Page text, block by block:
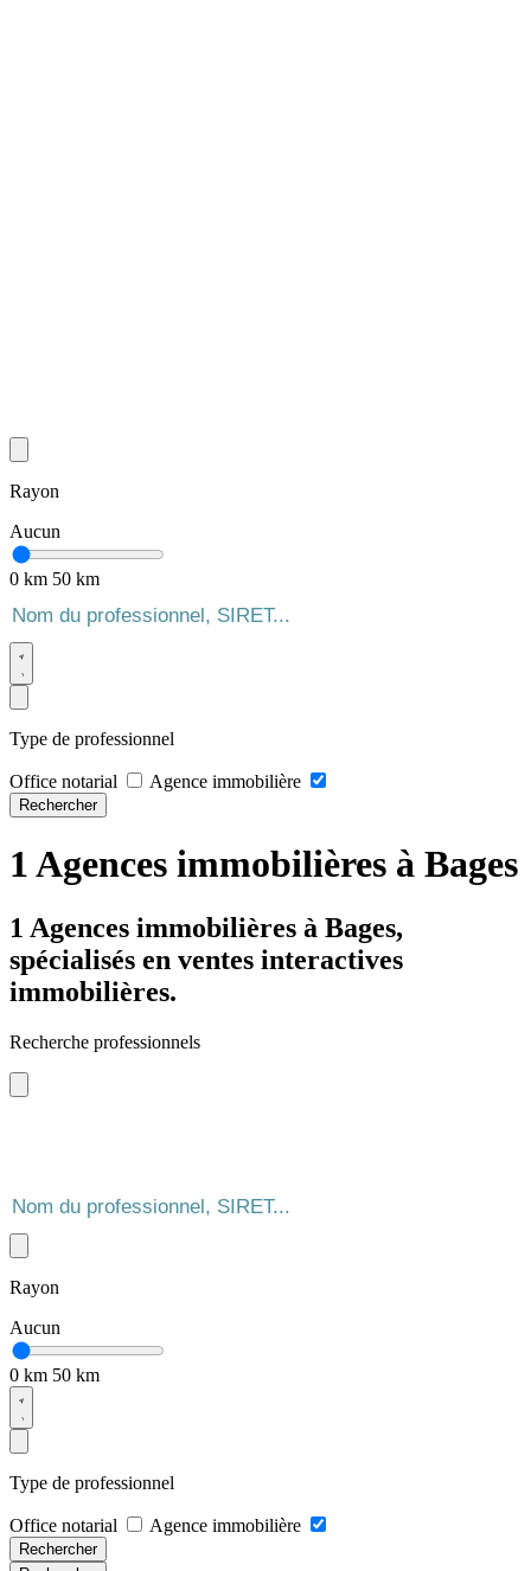
Rayon
Aucun
0 km 50 km
Type de professionnel
Office notarial Agence immobilière
Rechercher
1 Agences immobilières à Bages
1 Agences immobilières à Bages,
spécialisés en ventes interactives
immobilières.
Recherche professionnels
Rayon
Aucun
0 km 50 km
Type de professionnel
Office notarial Agence immobilière
Rechercher